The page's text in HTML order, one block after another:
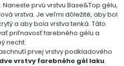
: Naneste prvú vrstvu Base&Top gélu,
vrstva. Je veľmi dôležité, aby bol
a aby bola vrstva tenká. Táto
priľnavosť farebného gélu a
necht.
prvej vrstvy podkladového
dve vrstvy farebného gél laku.